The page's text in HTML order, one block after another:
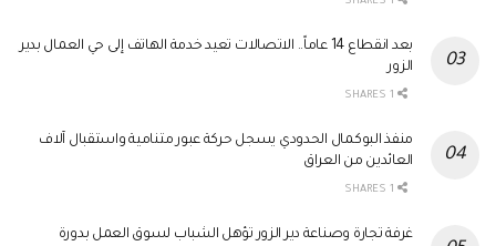
بعد انقطاع 14 عاماً.. الاتصالات تعيد خدمة الهاتف إلى حي العمال بدير
الزور
منفذ البوكمال الحدودي يسجل حركة عبور متنامية واستقبال آلاف
العائدين من العراق
غرفة تجارة وصناعة دير الزور تؤهل الشباب لسوق العمل بدورة